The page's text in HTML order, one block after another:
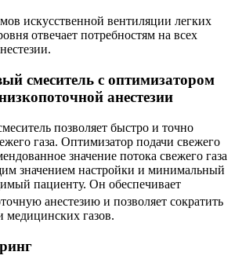
искусственной вентиляции легких
отвечает потребностям на всех
смеситель с оптимизатором
анестезии
позволяет быстро и точно
газа. Оптимизатор подачи свежего
значение потока свежего газа
значением настройки и минимальный
пациенту. Он обеспечивает
анестезию и позволяет сократить
медицинских газов.